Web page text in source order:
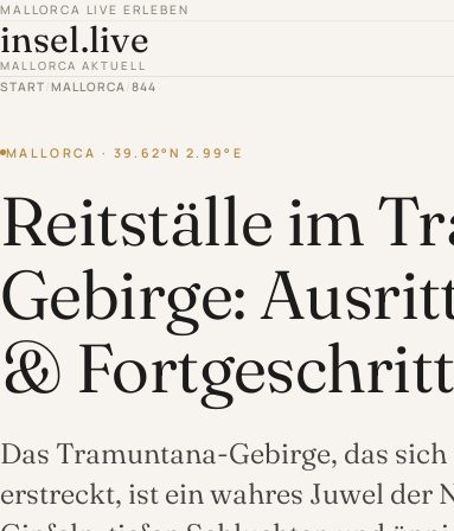
MALLORCA LIVE ERLEBEN
insel.live
MALLORCA AKTUELL
START /MALLORCA /844
MALLORCA · 39.62°N 2.99°E
Reitställe im
Gebirge:
&
Das Tramuntana-Gebirge, das
erstreckt, ist ein wahres Juwel der